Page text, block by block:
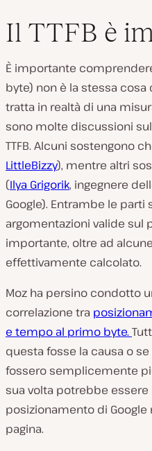
Il TTFB è
È importante
byte) non è la stessa
tratta in realtà di una
sono molte discussioni
TTFB. Alcuni sostengono
LittleBizzy), mentre altri
(Ilya Grigorik, ingegnere
Google). Entrambe le parti
argomentazioni valide sul
importante, oltre ad
effettivamente calcolato.
Moz ha persino condotto
correlazione tra
e tempo al primo byte.
questa fosse la causa o
fossero semplicemente
sua volta potrebbe
posizionamento di Google
pagina.